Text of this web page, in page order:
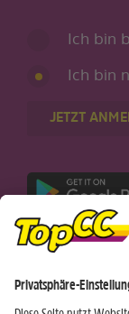
Ich bin
Ich bin
JETZT
Nur für Android-
Wochen Hits